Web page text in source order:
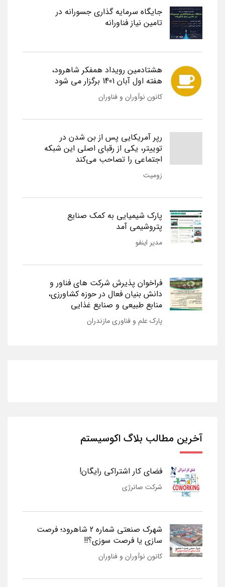
جایگاه سرمایه گذاری جسورانه در
تامین نیاز فناورانه
هشتادمین رویداد همفکر شاهرود،
هفته اول آبان 1401 برگزار می شود
کانون نوآوران و فناوران
رپر آمریکایی پس از بن شدن در
توییتر، یکی از رقبای اصلی این شبکه
اجتماعی را تصاحب می‌کند
زومیت
پارک شیمیایی به کمک صنایع
پتروشیمی آمد
مدیر اینفو
فراخوان پذیرش شرکت های فناور و
دانش بنیان فعال در حوزه کشاورزی،
منابع طبیعی و صنایع غذایی
پارک علم و فناوری مازندران
آخرین مطالب بلاگ اکوسیستم
فضای کار اشتراکی رایگان!
شرکت صانرژی
شهرک صنعتی شماره 2 شاهرود؛ فرصت
سازی یا فرصت سوزی؟!!
کانون نوآوران و فناوران